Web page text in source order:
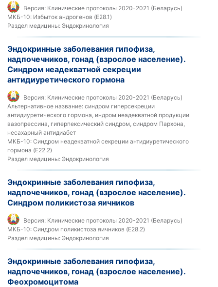
Версия: Клинические протоколы 2020-2021 (Беларусь)
МКБ-10: Избыток андрогенов (E28.1)
Раздел медицины: Эндокринология
Эндокринные заболевания гипофиза,
надпочечников, гонад (взрослое население).
Синдром неадекватной секреции
антидиуретического гормона
Версия: Клинические протоколы 2020-2021 (Беларусь)
Альтернативное название: синдром гиперсекреции
антидиуретического гормона, индром неадекватной продукции
вазопрессина, гиперпексический синдром, синдром Пархона,
несахарный антидиабет
МКБ-10: Синдром неадекватной секреции антидиуретического
гормона (E22.2)
Раздел медицины: Эндокринология
Эндокринные заболевания гипофиза,
надпочечников, гонад (взрослое население).
Синдром поликистоза яичников
Версия: Клинические протоколы 2020-2021 (Беларусь)
МКБ-10: Синдром поликистоза яичников (E28.2)
Раздел медицины: Эндокринология
Эндокринные заболевания гипофиза,
надпочечников, гонад (взрослое население).
Феохромоцитома